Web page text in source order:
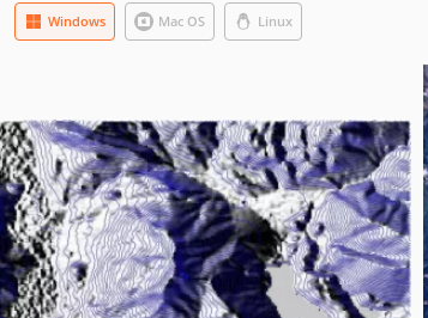
Windows Mac OS Linux